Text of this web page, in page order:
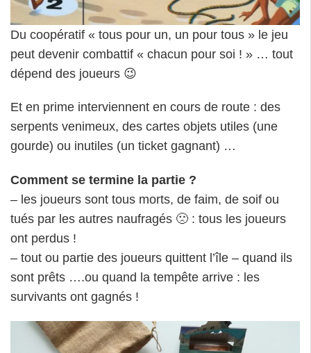
Du coopératif « tous pour un, un pour tous » le jeu
peut devenir combattif « chacun pour soi ! » … tout
dépend des joueurs 😉
Et en prime interviennent en cours de route : des
serpents venimeux, des cartes objets utiles (une
gourde) ou inutiles (un ticket gagnant) …
Comment se termine la partie ?
– les joueurs sont tous morts, de faim, de soif ou
tués par les autres naufragés 🙁 : tous les joueurs
ont perdus !
– tout ou partie des joueurs quittent l’île – quand ils
sont prêts ….ou quand la tempête arrive : les
survivants ont gagnés !